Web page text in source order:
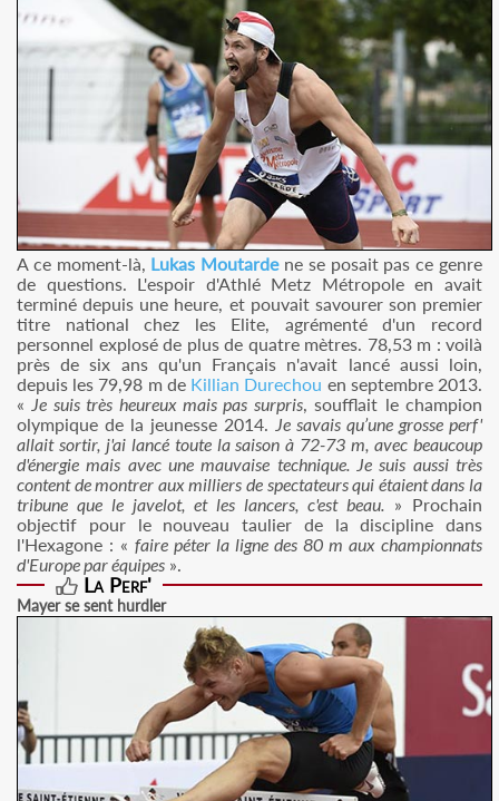
A ce moment-là, Lukas Moutardene se posait pas ce genre
de questions. L'espoir d'Athlé Metz Métropole en avait
terminé depuis une heure, et pouvait savourer son premier
titre national chez les Elite, agrémenté d'un record
personnel explosé de plus de quatre mètres. 78,53 m : voilà
près de six ans qu'un Français n'avait lancé aussi loin,
depuis les 79,98 m de Killian Durechou en septembre 2013.
« Je suis très heureux mais pas surpris, soufflait le champion
olympique de la jeunesse 2014. Je savais qu’une grosse perf'
allait sortir, j'ai lancé toute la saison à 72-73 m, avec beaucoup
d'énergie mais avec une mauvaise technique. Je suis aussi très
content de montrer aux milliers de spectateurs qui étaient dans la
tribune que le javelot, et les lancers, c'est beau. » Prochain
objectif pour le nouveau taulier de la discipline dans
l'Hexagone : « faire péter la ligne des 80 m aux championnats
d'Europe par équipes ».
La Perf'
Mayer se sent hurdler